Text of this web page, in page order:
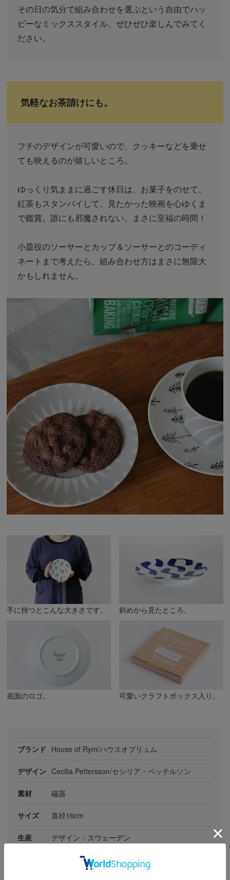
その日の気分で組み合わせを選ぶという自由でハッ
ピーなミックススタイル、ぜひぜひ楽しんでみてく
ださい。
気軽なお茶請けにも。
フチのデザインが可愛いので、クッキーなどを乗せ
ても映えるのが嬉しいところ。
ゆっくり気ままに過ごす休日は、お菓子をのせて、
紅茶もスタンバイして、見たかった映画を心ゆくま
で鑑賞。誰にも邪魔されない、まさに至福の時間！
小皿役のソーサーとカップ＆ソーサーとのコーディ
ネートまで考えたら、組み合わせ方はまさに無限大
かもしれません。
手に持つとこんな大きさです。 斜めから見たところ。
底面のロゴ。 可愛いクラフトボックス入り。
ブランド House of Rym/ハウスオブリュム
デザイン Cecilia Pettersson/セシリア・ペッテルソン
素材 磁器
サイズ 直径16cm
生産 デザイン：スウェーデン
オリジナルボックスが付属します。